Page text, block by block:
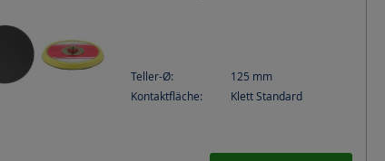
Teller-Ø: 125 mm
Kontaktfläche:
Klett Standard